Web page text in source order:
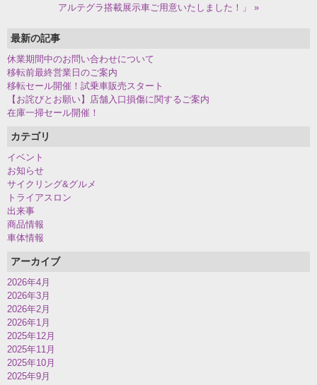
アルテグラ搭載展示車ご用意いたしました！」 »
最新の記事
休業期間中のお問い合わせについて
移転前最終営業日のご案内
移転セール開催！試乗車販売スタート
【お詫びとお願い】店舗入口損傷に関するご案内
在庫一掃セール開催！
カテゴリ
イベント
お知らせ
サイクリング&グルメ
トライアスロン
出来事
商品情報
車体情報
アーカイブ
2026年4月
2026年3月
2026年2月
2026年1月
2025年12月
2025年11月
2025年10月
2025年9月